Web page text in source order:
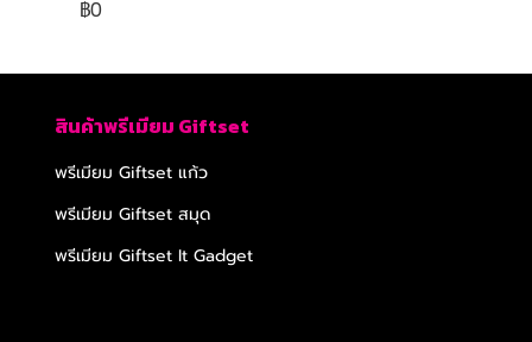
฿0
สินค้าพรีเมียม Giftset
พรีเมียม Giftset แก้ว
พรีเมียม Giftset สมุด
พรีเมียม Giftset It Gadget